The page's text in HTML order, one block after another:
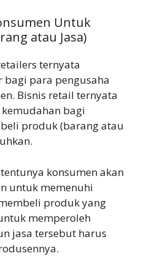
Untuk
atau Jasa)
ternyata
bagi para pengusaha
Bisnis retail ternyata
bagi
produk (barang atau
konsumen akan
untuk memenuhi
produk yang
memperoleh
jasa tersebut harus